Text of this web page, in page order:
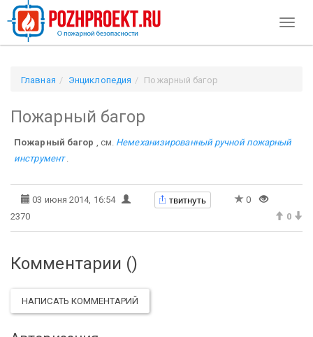
Главная Энциклопедия Пожарный багор
Пожарный багор
Пожарный багор , см. Немеханизированный ручной пожарный
инструмент.
03 июня 2014, 16:54 твитнуть
0
2370
0
Комментарии ()
НАПИСАТЬ КОММЕНТАРИЙ